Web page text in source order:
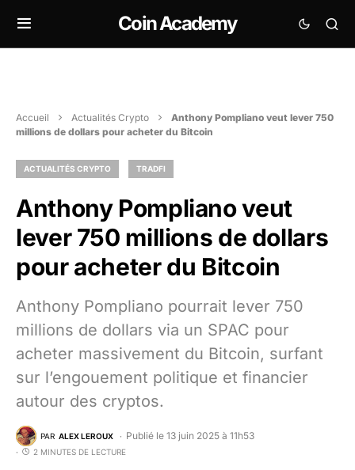
Coin Academy
Accueil Actualités Crypto
Anthony Pompliano veut lever 750
millions de dollars pour acheter du Bitcoin
ACTUALITÉS CRYPTO TRADFI
Anthony Pompliano veut
lever 750 millions de dollars
pour acheter du Bitcoin
Anthony Pompliano pourrait lever 750
millions de dollars via un SPAC pour
acheter massivement du Bitcoin, surfant
sur l’engouement politique et financier
autour des cryptos.
PAR ALEX LEROUX Publié le 13 juin 2025 à 11h53
2 MINUTES DE LECTURE